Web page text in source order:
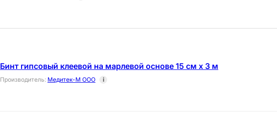
Бинт гипсовый клеевой на марлевой основе 15 см х 3 м
Производитель: Медитек-М ООО i